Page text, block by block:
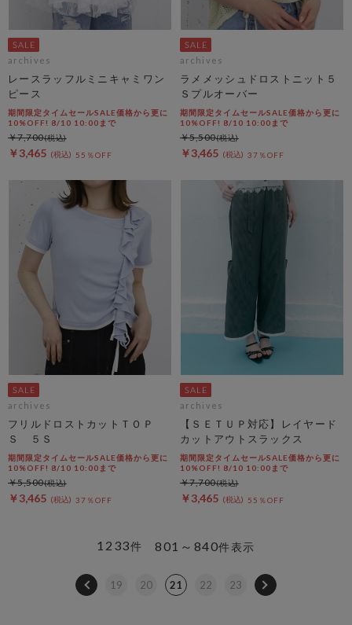
archives
レースラッフルミニキャミワン
ピース
期間限定タイムセールSALE価格から更に
10%OFF! 8/10 10:00まで
￥3,465 55％OFF
￥7,700
archives
ラメメッシュドロストニット５
Ｓプルオーバー
期間限定タイムセールSALE価格から更に
10%OFF! 8/10 10:00まで
￥3,465 37％OFF
￥5,500
archives
フリルドロストカットＴＯＰ
Ｓ ５Ｓ
期間限定タイムセールSALE価格から更に
10%OFF! 8/10 10:00まで
￥3,465 37％OFF
￥5,500
archives
【ＳＥＴＵＰ対応】レイヤード
カットアウトスラックス
期間限定タイムセールSALE価格から更に
10%OFF! 8/10 10:00まで
￥3,465 55％OFF
￥7,700
801～840件表示
1233件
19 20 21 22 23